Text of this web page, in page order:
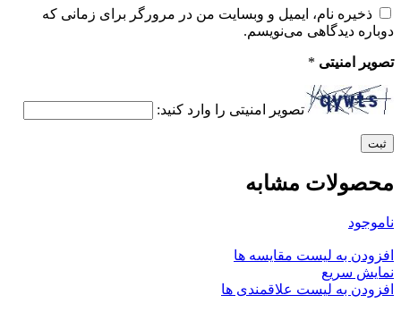
ذخیره نام، ایمیل و وبسایت من در مرورگر برای زمانی که
دوباره دیدگاهی می‌نویسم.
تصویر امنیتی *
تصویر امنیتی را وارد کنید:
محصولات مشابه
ناموجود
افزودن به لیست مقایسه ها
نمایش سریع
افزودن به لیست علاقمندی ها